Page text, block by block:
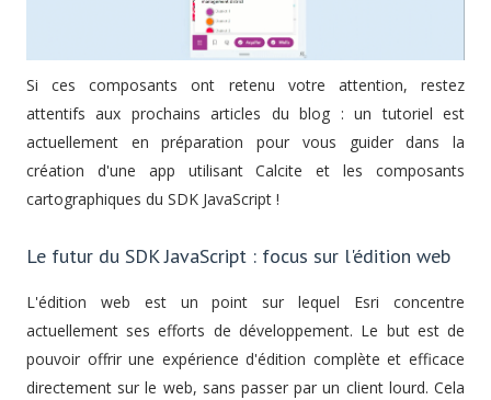
Si ces composants ont retenu votre attention, restez
attentifs aux prochains articles du blog : un tutoriel est
actuellement en préparation pour vous guider dans la
création d'une app utilisant Calcite et les composants
cartographiques du SDK JavaScript !
Le futur du SDK JavaScript : focus sur l'édition web
L'édition web est un point sur lequel Esri concentre
actuellement ses efforts de développement. Le but est de
pouvoir offrir une expérience d'édition complète et efficace
directement sur le web, sans passer par un client lourd. Cela